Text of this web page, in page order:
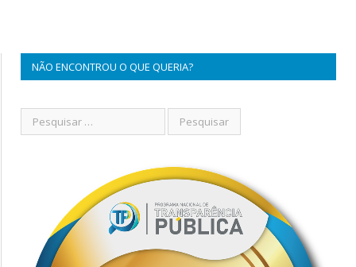
NÃO ENCONTROU O QUE QUERIA?